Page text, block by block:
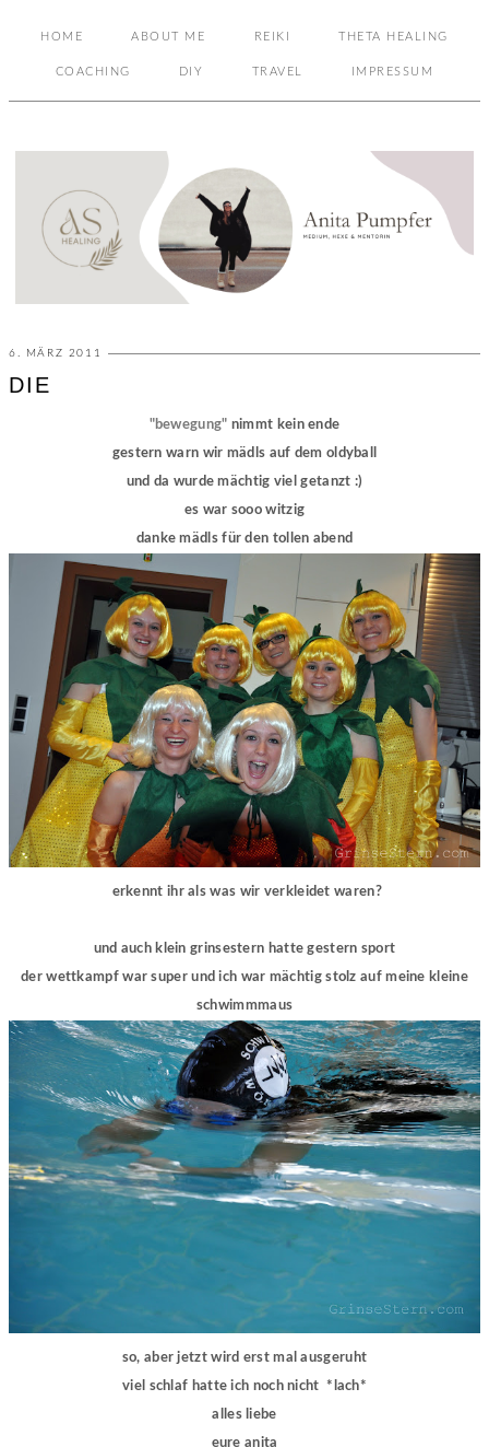
HOME ABOUT ME REIKI THETA HEALING
COACHING DIY TRAVEL IMPRESSUM
6. MÄRZ 2011
DIE
"bewegung" nimmt kein ende
gestern warn wir mädls auf dem oldyball
und da wurde mächtig viel getanzt :)
es war sooo witzig
danke mädls für den tollen abend
erkennt ihr als was wir verkleidet waren?
und auch klein grinsestern hatte gestern sport
der wettkampf war super und ich war mächtig stolz auf meine kleine
schwimmmaus
so, aber jetzt wird erst mal ausgeruht
viel schlaf hatte ich noch nicht *lach*
alles liebe
eure anita